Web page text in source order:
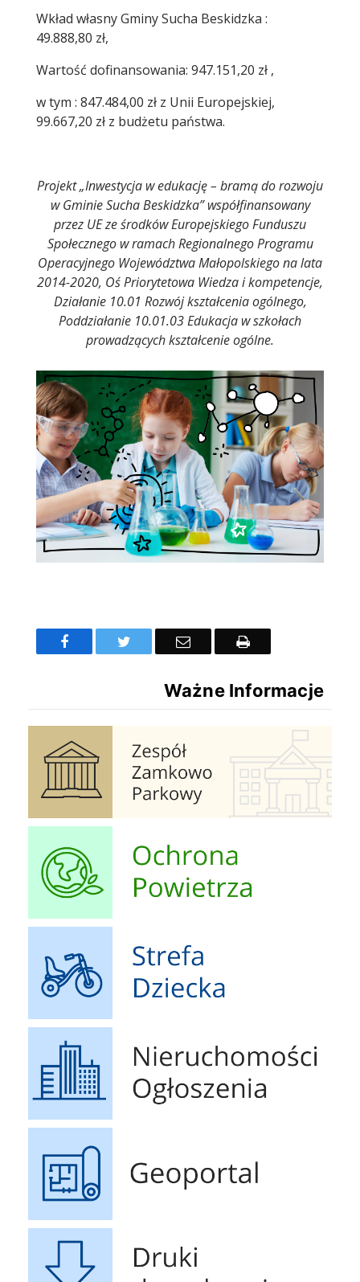
Wkład własny Gminy Sucha Beskidzka :
49.888,80 zł,
Wartość dofinansowania: 947.151,20 zł ,
w tym : 847.484,00 zł z Unii Europejskiej,
99.667,20 zł z budżetu państwa.
Projekt „Inwestycja w edukację – bramą do rozwoju
w Gminie Sucha Beskidzka” współfinansowany
przez UE ze środków Europejskiego Funduszu
Społecznego w ramach Regionalnego Programu
Operacyjnego Województwa Małopolskiego na lata
2014-2020, Oś Priorytetowa Wiedza i kompetencje,
Działanie 10.01 Rozwój kształcenia ogólnego,
Poddziałanie 10.01.03 Edukacja w szkołach
prowadzących kształcenie ogólne.
FacebookTwitter Email Drukuj
Ważne Informacje